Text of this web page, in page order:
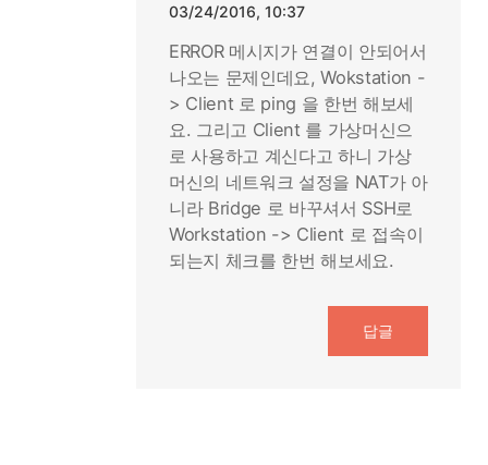
03/24/2016, 10:37
ERROR 메시지가 연결이 안되어서
나오는 문제인데요, Wokstation -
> Client 로 ping 을 한번 해보세
요. 그리고 Client 를 가상머신으
로 사용하고 계신다고 하니 가상
머신의 네트워크 설정을 NAT가 아
니라 Bridge 로 바꾸셔서 SSH로
Workstation -> Client 로 접속이
되는지 체크를 한번 해보세요.
답글